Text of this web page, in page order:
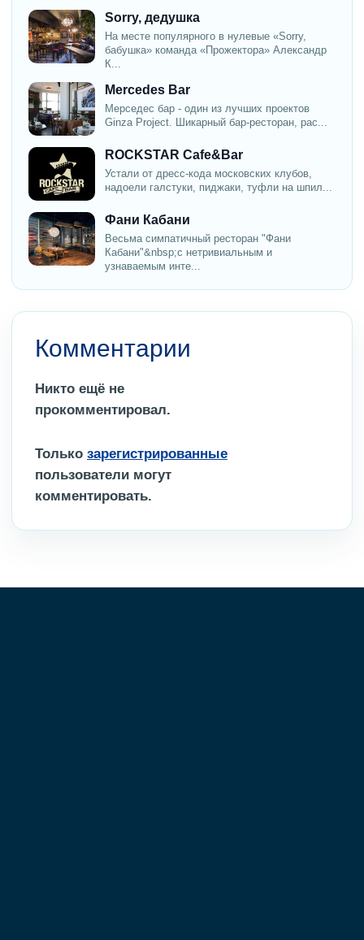
Sorry, дедушка
На месте популярного в нулевые «Sorry,
бабушка» команда «Прожектора» Александр
К...
Mercedes Bar
Мерседес бар - один из лучших проектов
Ginza Project. Шикарный бар-ресторан, рас...
ROCKSTAR Cafe&Bar
Устали от дресс-кода московских клубов,
надоели галстуки, пиджаки, туфли на шпил...
Фани Кабани
Весьма симпатичный ресторан "Фани
Кабани"&nbsp;с нетривиальным и
узнаваемым инте...
Комментарии
Никто ещё не
прокомментировал.
Только зарегистрированные
пользователи могут
комментировать.